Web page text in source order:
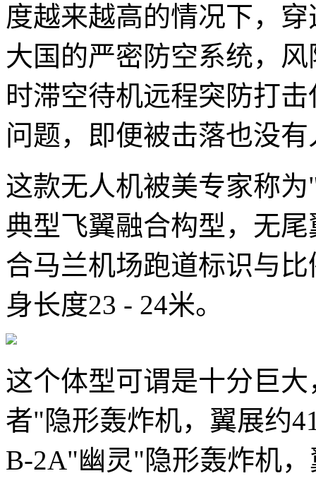
度越来越高的情况下，
大国的严密防空系统，
时滞空待机远程突防打
问题，即便被击落也没
这款无人机被美专家称
典型飞翼融合构型，无
合马兰机场跑道标识与
身长度23 - 24米。
这个体型可谓是十分巨
者"隐形轰炸机，翼展约
B-2A"幽灵"隐形轰炸机